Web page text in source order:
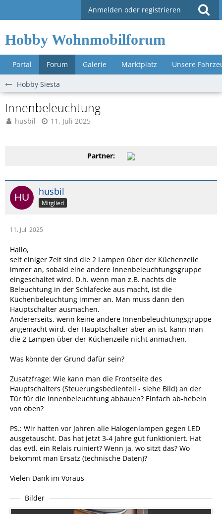
Anmelden oder registrieren
Hobby Wohnmobilforum
Portal Forum Galerie Marktplatz Unsere
Hobby Siesta
Innenbeleuchtung
husbil 11. Juli 2025
Partner:
husbil
Mitglied
11. Juli 2025
Hallo,
seit einiger Zeit sind die 2 Lampen über der Küchenzeile
immer an, sobald eine andere Innenbeleuchtungsgruppe
eingeschaltet wird. D.h. wenn man z.B. nachts die
Beleuchtung in der Schlafecke aus macht, ist die
Küchenbeleuchtung immer an. Man muss dann den
Hauptschalter ausmachen.
Andererseits, wenn keine andere Innenbeleuchtungsgruppe
angemacht wird, der Hauptschalter aber an ist, kann man
die 2 Lampen über der Küchenzeile nicht anmachen.
Was könnte der Grund dafür sein?
Zusatzfrage: Wie kann man die Frontseite des
Hauptschalters (Steuerungsbedienteil - siehe Bild) an der
Tür für die Innenbeleuchtung abbauen? Einfach ab-hebeln
von oben?
PS.: Wir hatten vor Jahren alle Halogenlampen gegen LED
ausgetauscht. Das hat jetzt 3-4 Jahre gut funktioniert. Hat
das evtl. ein Relais ruiniert? Wenn ja, wo sitzt das? Wo
bekommt man Ersatz (technische Daten)?
Vielen Dank im Voraus
Bilder